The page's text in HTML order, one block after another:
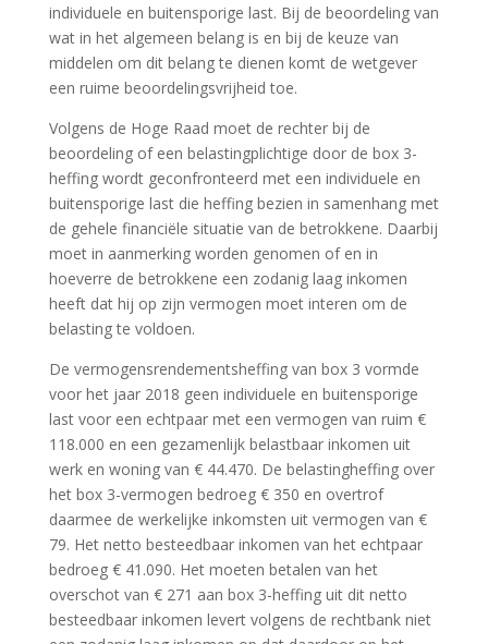
individuele en buitensporige last. Bij de beoordeling van
wat in het algemeen belang is en bij de keuze van
middelen om dit belang te dienen komt de wetgever
een ruime beoordelingsvrijheid toe.
Volgens de Hoge Raad moet de rechter bij de
beoordeling of een belastingplichtige door de box 3-
heffing wordt geconfronteerd met een individuele en
buitensporige last die heffing bezien in samenhang met
de gehele financiële situatie van de betrokkene. Daarbij
moet in aanmerking worden genomen of en in
hoeverre de betrokkene een zodanig laag inkomen
heeft dat hij op zijn vermogen moet interen om de
belasting te voldoen.
De vermogensrendementsheffing van box 3 vormde
voor het jaar 2018 geen individuele en buitensporige
last voor een echtpaar met een vermogen van ruim €
118.000 en een gezamenlijk belastbaar inkomen uit
werk en woning van € 44.470. De belastingheffing over
het box 3-vermogen bedroeg € 350 en overtrof
daarmee de werkelijke inkomsten uit vermogen van €
79. Het netto besteedbaar inkomen van het echtpaar
bedroeg € 41.090. Het moeten betalen van het
overschot van € 271 aan box 3-heffing uit dit netto
besteedbaar inkomen levert volgens de rechtbank niet